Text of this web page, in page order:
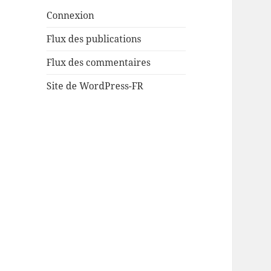
Connexion
Flux des publications
Flux des commentaires
Site de WordPress-FR